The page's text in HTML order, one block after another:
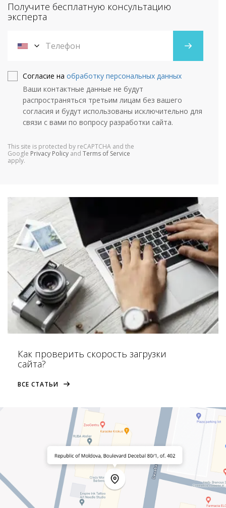
Получите бесплатную консультацию
эксперта
Согласие на обработку персональных данных
Ваши контактные данные не будут
распространяться третьим лицам без вашего
согласия и будут использованы исключительно для
связи с вами по вопросу разработки сайта.
This site is protected by reCAPTCHA and the
Google Privacy Policy and Terms of Service
apply.
Как проверить скорость загрузки
сайта?
ВСЕ СТАТЬИ